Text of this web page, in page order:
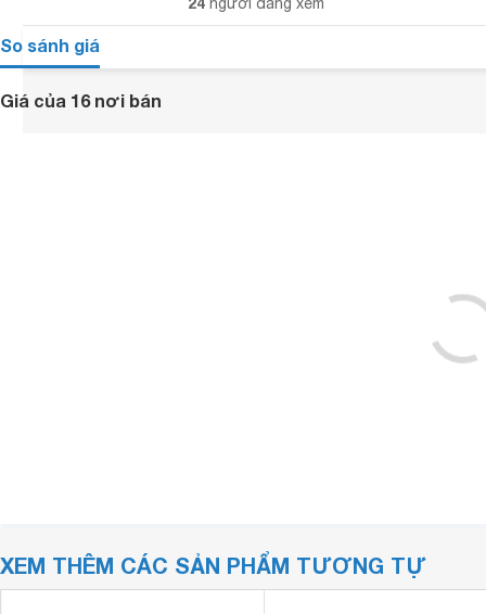
So sánh giá
Giá của 16 nơi bán
XEM THÊM CÁC SẢN PHẨM TƯƠNG TỰ